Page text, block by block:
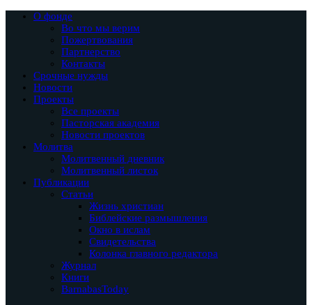
О фонде
Во что мы верим
Пожертвования
Партнерство
Контакты
Срочные нужды
Новости
Проекты
Все проекты
Пасторская академия
Новости проектов
Молитва
Молитвенный дневник
Молитвенный листок
Публикации
Статьи
Жизнь христиан
Библейские размышления
Окно в ислам
Свидетельства
Колонка главного редактора
Журнал
Книги
BarnabasToday